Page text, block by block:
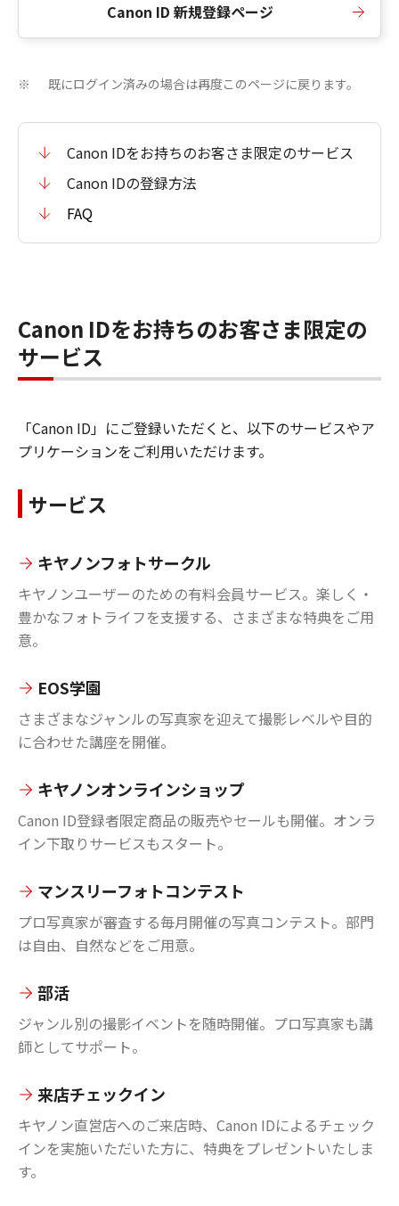
Canon ID 新規登録ページ
※ 既にログイン済みの場合は再度このページに戻ります。
Canon IDをお持ちのお客さま限定のサービス
Canon IDの登録方法
FAQ
Canon IDをお持ちのお客さま限定の
サービス
「Canon ID」にご登録いただくと、以下のサービスやア
プリケーションをご利用いただけます。
サービス
キヤノンフォトサークル
キヤノンユーザーのための有料会員サービス。楽しく・
豊かなフォトライフを支援する、さまざまな特典をご用
意。
EOS学園
さまざまなジャンルの写真家を迎えて撮影レベルや目的
に合わせた講座を開催。
キヤノンオンラインショップ
Canon ID登録者限定商品の販売やセールも開催。オンラ
イン下取りサービスもスタート。
マンスリーフォトコンテスト
プロ写真家が審査する毎月開催の写真コンテスト。部門
は自由、自然などをご用意。
部活
ジャンル別の撮影イベントを随時開催。プロ写真家も講
師としてサポート。
来店チェックイン
キヤノン直営店へのご来店時、Canon IDによるチェック
インを実施いただいた方に、特典をプレゼントいたしま
す。